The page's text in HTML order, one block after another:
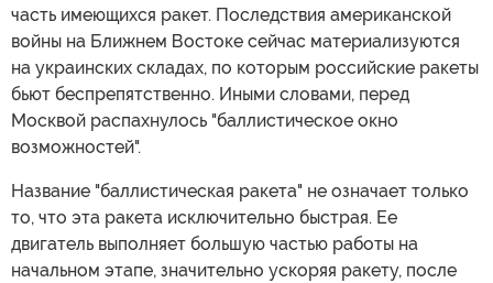
часть имеющихся ракет. Последствия американской
войны на Ближнем Востоке сейчас материализуются
на украинских складах, по которым российские ракеты
бьют беспрепятственно. Иными словами, перед
Москвой распахнулось "баллистическое окно
возможностей".
Название "баллистическая ракета" не означает только
то, что эта ракета исключительно быстрая. Ее
двигатель выполняет большую частью работы на
начальном этапе, значительно ускоряя ракету, после